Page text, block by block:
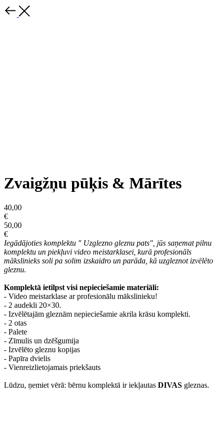
Zvaigžņu pūķis & Mārītes
40,00
€
50,00
€
Iegādājoties komplektu " Uzglezno gleznu pats", jūs saņemat pilnu
komplektu un piekļuvi video meistarklasei, kurā profesionāls
mākslinieks soli pa solim izskaidro un parāda, kā uzgleznot izvēlēto
gleznu.
Komplektā ietilpst visi nepieciešamie materiāli:
- Video meistarklase ar profesionālu mākslinieku!
- 2 audekli 20×30.
- Izvēlētajām gleznām nepieciešamie akrila krāsu komplekti.
- 2 otas
- Palete
- Zīmulis un dzēšgumija
- Izvēlēto gleznu kopijas
- Papīra dvielis
- Vienreizlietojamais priekšauts
Lūdzu, ņemiet vērā: bērnu komplektā ir iekļautas DIVAS gleznas.